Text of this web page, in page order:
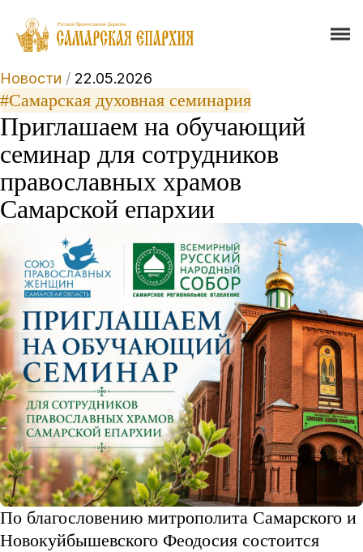
Новости / 22.05.2026
#Самарская духовная семинария
Приглашаем на обучающий
семинар для сотрудников
православных храмов
Самарской епархии
По благословению митрополита Самарского и
Новокуйбышевского Феодосия состоится